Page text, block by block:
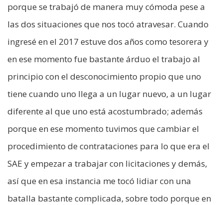
porque se trabajó de manera muy cómoda pese a
las dos situaciones que nos tocó atravesar. Cuando
ingresé en el 2017 estuve dos años como tesorera y
en ese momento fue bastante árduo el trabajo al
principio con el desconocimiento propio que uno
tiene cuando uno llega a un lugar nuevo, a un lugar
diferente al que uno está acostumbrado; además
porque en ese momento tuvimos que cambiar el
procedimiento de contrataciones para lo que era el
SAE y empezar a trabajar con licitaciones y demás,
así que en esa instancia me tocó lidiar con una
batalla bastante complicada, sobre todo porque en